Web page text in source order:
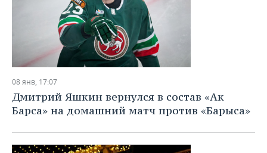
08 янв, 17:07
Дмитрий Яшкин вернулся в состав «Ак
Барса» на домашний матч против «Барыса»